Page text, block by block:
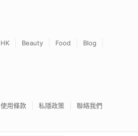
HK Beauty Food
Blog
使用條款 私隱政策 聯絡我們